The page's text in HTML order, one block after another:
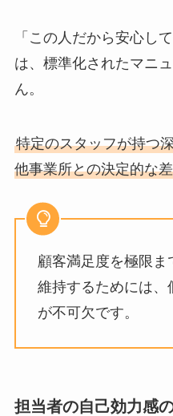
「この人だから安心し
は、標準化されたマニ
ん。
特定のスタッフが持つ
他事業所との決定的な
顧客満足度を極限ま
維持するためには、
が不可欠です。
担当者の自己効力感